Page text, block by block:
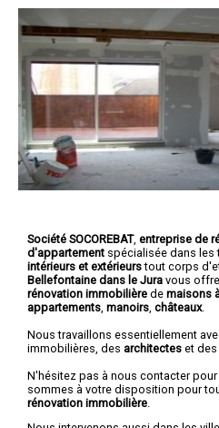
Société SOCOREBAT, entreprise de
d'appartement spécialisée dans les
intérieurs et extérieurstout corps
Bellefontaine dans le Jura vous
rénovation immobilière de maisons
appartements manoirs châteaux.
Nous travaillons essentiellement
immobilières, des architectes et des
N'hésitez pas à nous contacter
sommes à votre disposition pour
rénovation immobilière